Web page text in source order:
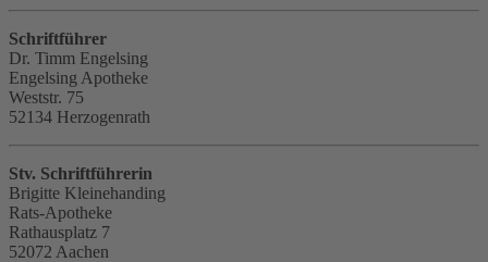
Schriftführer
Dr. Timm Engelsing
Engelsing Apotheke
Weststr. 75
52134 Herzogenrath
Stv. Schriftführerin
Brigitte Kleinehanding
Rats-Apotheke
Rathausplatz 7
52072 Aachen